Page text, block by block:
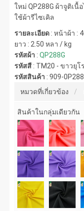
ใหม่ QP288G ผ้าจูติเ
ใช้ผ้ารีไซเคิล
รายละเอียด : หน้าผ้า :
ยาว : 2.50 หลา / kg
รหัสผ้า :QP288G
รหัสสี : TM20 - ขาวยุโ
รหัสสินค้า :909-
หมวดที่เกี่ยวข้อง
สินค้าในกลุ่มเดียวกัน